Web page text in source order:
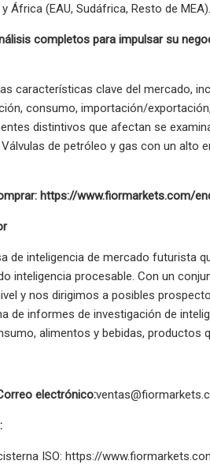
África (EAU, Sudáfrica, Resto de MEA).
completos para impulsar su
características clave del mercado,
consumo, importación/
distintivos que afectan se
de petróleo y gas con un alto
https://www.fiormarkets.com/
de inteligencia de mercado futurista
inteligencia procesable. Con un
y nos dirigimos a posibles
de informes de investigación de
alimentos y bebidas, productos
electrónico:
ISO: https://